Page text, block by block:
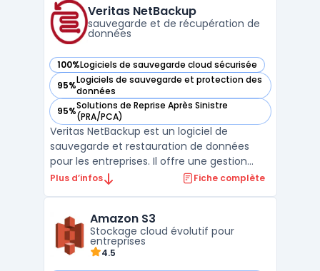
partenaire privilégié pour les organisations
cherchant à sécuriser leu ...
Veritas NetBackup
sauvegarde et de récupération de
données
100%Logiciels de sauvegarde cloud sécurisée
— voir Veritas NetBackup dans cette catégorie
95%Logiciels de sauvegarde et protection des
données
— voir Veritas NetBackup dans cette catégorie
95%Solutions de Reprise Après Sinistre
(PRA/PCA)
— voir Veritas NetBackup dans cette catégorie
Veritas NetBackup est un logiciel de
sauvegarde et restauration de données
pour les entreprises. Il offre une gestion
centralisée pour tous les types
duplication de données, les sauvegardes
peuvent être effectuées sur ...
Plus d’infos Fiche complète
Amazon S3
Stockage cloud évolutif pour
entreprises
4.5